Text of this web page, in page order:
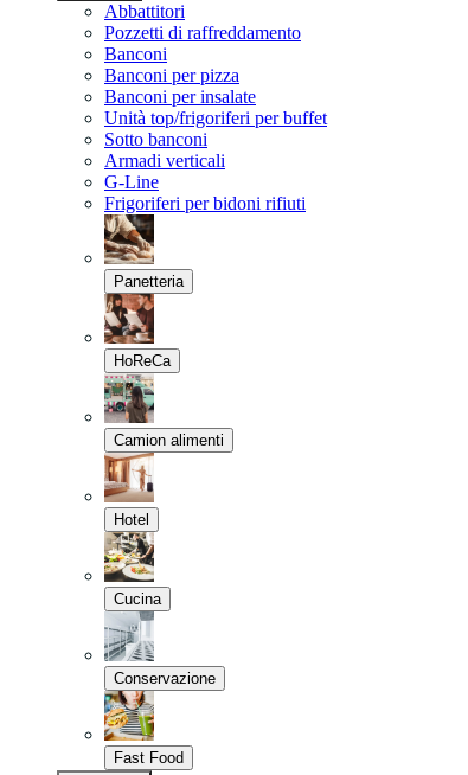
Abbattitori
Pozzetti di raffreddamento
Banconi
Banconi per pizza
Banconi per insalate
Unità top/frigoriferi per buffet
Sotto banconi
Armadi verticali
G-Line
Frigoriferi per bidoni rifiuti
Panetteria
HoReCa
Camion alimenti
Hotel
Cucina
Conservazione
Fast Food